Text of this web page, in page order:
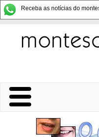
Receba as notícias do